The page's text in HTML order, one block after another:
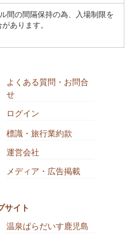
間の間隔保持の為、入場制限を
あります。
よくある質問・お問合
せ
ログイン
標識・旅行業約款
運営会社
メディア・広告掲載
サイト
温泉ぱらだいす鹿児島